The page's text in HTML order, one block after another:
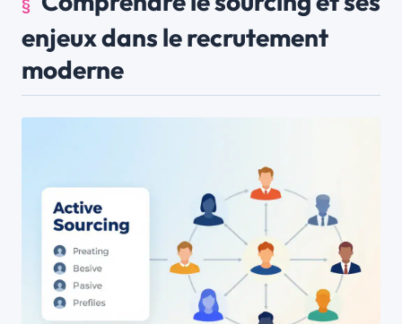
enjeux dans le recrutement
moderne